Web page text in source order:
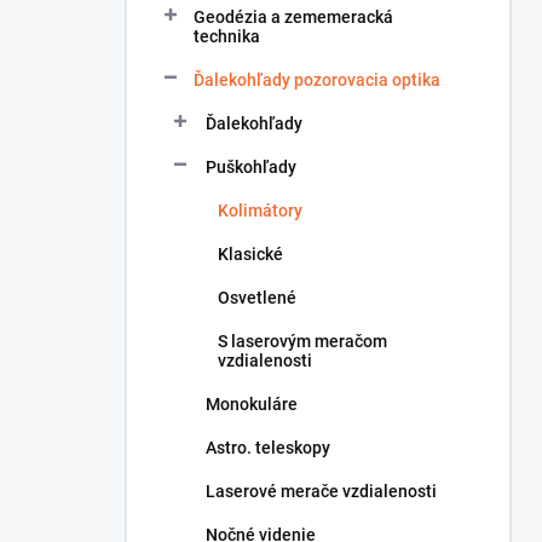
Geodézia a zememeracká
technika
Ďalekohľady pozorovacia optika
Ďalekohľady
Puškohľady
Kolimátory
Klasické
Osvetlené
S laserovým meračom
vzdialenosti
Monokuláre
Astro. teleskopy
Laserové merače vzdialenosti
Nočné videnie